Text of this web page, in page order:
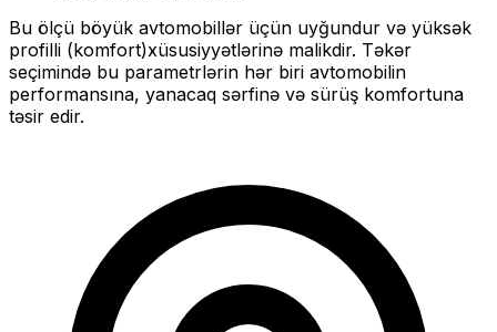
Bu ölçü böyük avtomobillər üçün uyğundur və yüksək
profilli (komfort)xüsusiyyətlərinə malikdir. Təkər
seçimində bu parametrlərin hər biri avtomobilin
performansına, yanacaq sərfinə və sürüş komfortuna
təsir edir.